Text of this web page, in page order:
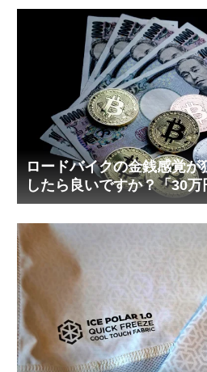
ロードバイクの金銭感覚が
したら良いですか？「30